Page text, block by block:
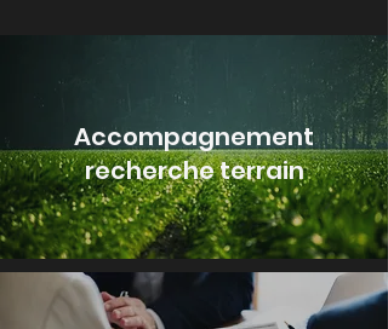
Accompagnement
recherche terrain